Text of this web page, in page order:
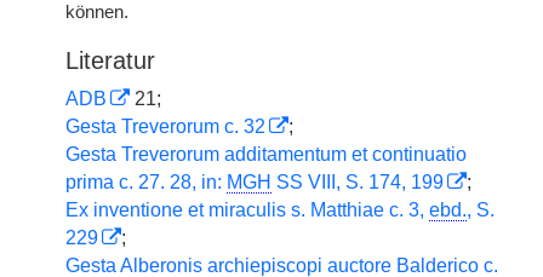
können.
Literatur
ADB
21;
Gesta Treverorum c. 32
;
Gesta Treverorum additamentum et continuatio
prima c. 27. 28, in: MGH SS VIII, S. 174, 199
;
Ex inventione et miraculis s. Matthiae c. 3, ebd., S.
229
;
Gesta Alberonis archiepiscopi auctore Balderico c.